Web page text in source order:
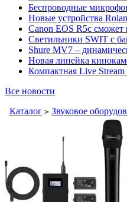
Беспроводные
Новые устройства
Canon EOS R5c
Светильники SWIT с
Shure MV7 –
Новая линейка
Компактная Live Stream
Все новости
Каталог > Звуковое